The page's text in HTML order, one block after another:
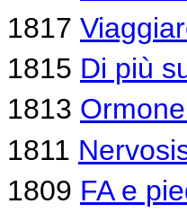
1817
1815 Di più
1813
1811
1809 FA e